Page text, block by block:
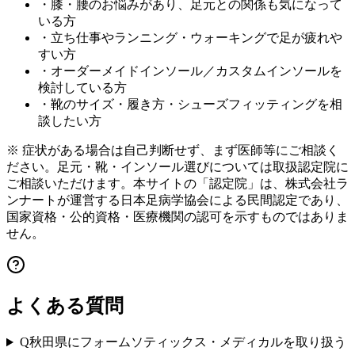
・膝・腰のお悩みがあり、足元との関係も気になって
いる方
・立ち仕事やランニング・ウォーキングで足が疲れや
すい方
・オーダーメイドインソール／カスタムインソールを
検討している方
・靴のサイズ・履き方・シューズフィッティングを相
談したい方
※ 症状がある場合は自己判断せず、まず医師等にご相談く
ださい。足元・靴・インソール選びについては取扱認定院に
ご相談いただけます。本サイトの「認定院」は、株式会社ラ
ンナートが運営する日本足病学協会による民間認定であり、
国家資格・公的資格・医療機関の認可を示すものではありま
せん。
よくある質問
Q秋田県にフォームソティックス・メディカルを取り扱う